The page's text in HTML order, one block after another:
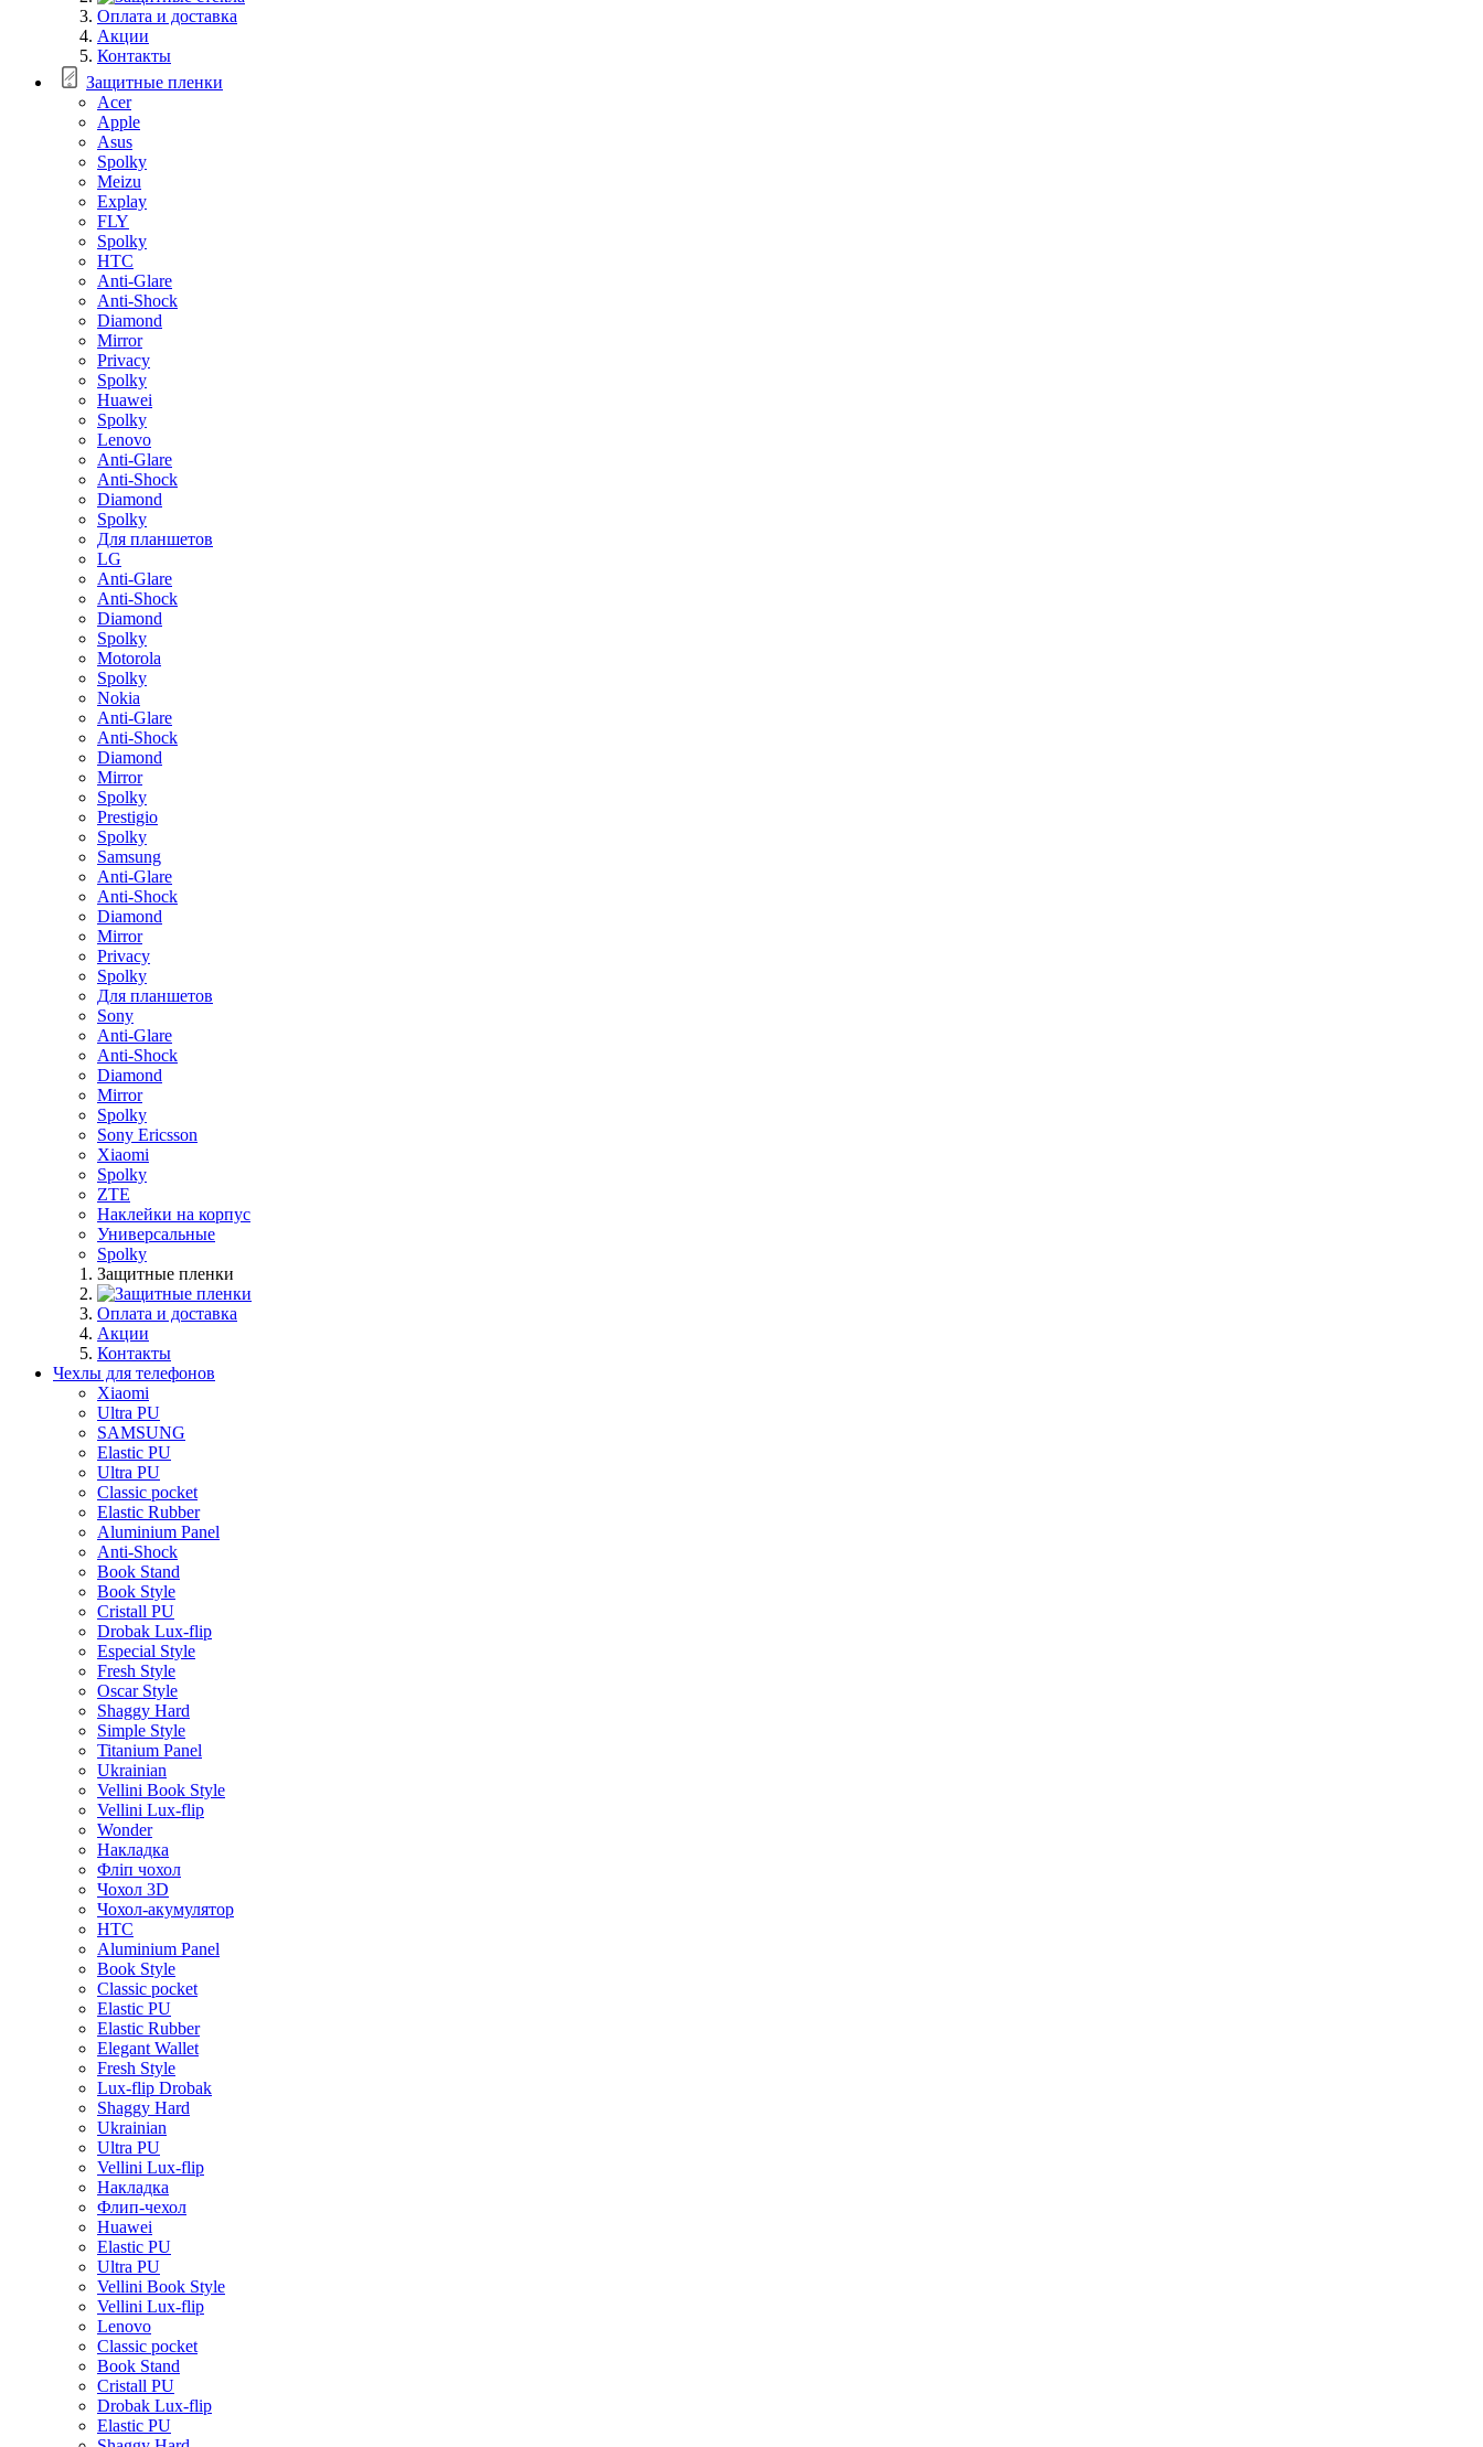
Оплата и доставка
Акции
Контакты
Защитные пленки
Acer
Apple
Asus
Spolky
Meizu
Explay
FLY
Spolky
HTC
Anti-Glare
Anti-Shock
Diamond
Mirror
Privacy
Spolky
Huawei
Spolky
Lenovo
Anti-Glare
Anti-Shock
Diamond
Spolky
Для планшетов
LG
Anti-Glare
Anti-Shock
Diamond
Spolky
Motorola
Spolky
Nokia
Anti-Glare
Anti-Shock
Diamond
Mirror
Spolky
Prestigio
Spolky
Samsung
Anti-Glare
Anti-Shock
Diamond
Mirror
Privacy
Spolky
Для планшетов
Sony
Anti-Glare
Anti-Shock
Diamond
Mirror
Spolky
Sony Ericsson
Xiaomi
Spolky
ZTE
Наклейки на корпус
Универсальные
Spolky
Защитные пленки
Оплата и доставка
Акции
Контакты
Чехлы для телефонов
Xiaomi
Ultra PU
SAMSUNG
Elastic PU
Ultra PU
Classic pocket
Elastic Rubber
Aluminium Panel
Anti-Shock
Book Stand
Book Style
Cristall PU
Drobak Lux-flip
Especial Style
Fresh Style
Oscar Style
Shaggy Hard
Simple Style
Titanium Panel
Ukrainian
Vellini Book Style
Vellini Lux-flip
Wonder
Накладка
Фліп чохол
Чохол 3D
Чохол-акумулятор
HTC
Aluminium Panel
Book Style
Classic pocket
Elastic PU
Elastic Rubber
Elegant Wallet
Fresh Style
Lux-flip Drobak
Shaggy Hard
Ukrainian
Ultra PU
Vellini Lux-flip
Накладка
Флип-чехол
Huawei
Elastic PU
Ultra PU
Vellini Book Style
Vellini Lux-flip
Lenovo
Classic pocket
Book Stand
Cristall PU
Drobak Lux-flip
Elastic PU